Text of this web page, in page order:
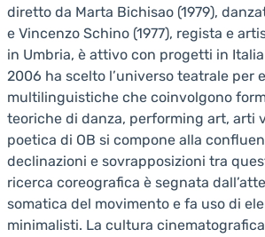
diretto da Marta Bichisao (1979),
e Vincenzo Schino (1977), regista e
in Umbria, è attivo con progetti in Italia
2006 ha scelto l’universo teatrale per
multilinguistiche che coinvolgono
teoriche di danza, performing art, arti
poetica di OB si compone alla
declinazioni e sovrapposizioni tra
ricerca coreografica è segnata
somatica del movimento e fa uso di
minimalisti. La cultura